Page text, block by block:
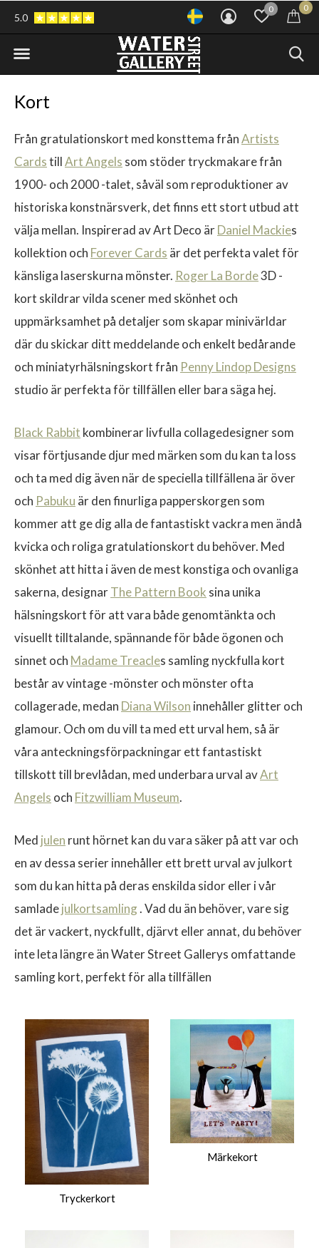
0 0
5.0
Kort
Från gratulationskort med konsttema frånArtists
CardstillArt Angels som stöder tryckmakare från
1900- och 2000 -talet, såväl som reproduktioner av
historiska konstnärsverk, det finns ett stort utbud att
välja mellan. Inspirerad av Art Deco ärDaniel Mackies
kollektion och Forever Cards är det perfekta valet för
känsliga laserskurna mönster. Roger La Borde3D -
kort skildrar vilda scener med skönhet och
uppmärksamhet på detaljer som skapar minivärldar
där du skickar ditt meddelande och enkelt bedårande
och miniatyrhälsningskort från Penny Lindop Designs
studio är perfekta för tillfällen eller bara säga hej.
Black Rabbit kombinerar livfulla collagedesigner som
visar förtjusande djur med märken som du kan ta loss
och ta med dig även när de speciella tillfällena är över
och Pabuku är den finurliga papperskorgen som
kommer att ge dig alla de fantastiskt vackra men ändå
kvicka och roliga gratulationskort du behöver. Med
skönhet att hitta i även de mest konstiga och ovanliga
sakerna, designarThe Pattern Book sina unika
hälsningskort för att vara både genomtänkta och
visuellt tilltalande, spännande för både ögonen och
sinnet och Madame Treacles samling nyckfulla kort
består av vintage -mönster och mönster ofta
collagerade, medan Diana Wilson innehåller glitter och
glamour. Och om du vill ta med ett urval hem, så är
våra anteckningsförpackningar ett fantastiskt
tillskott till brevlådan, med underbara urval avArt
Angels och Fitzwilliam Museum.
Med julen runt hörnet kan du vara säker på att var och
en av dessa serier innehåller ett brett urval av julkort
som du kan hitta på deras enskilda sidor eller i vår
samladejulkortsamling. Vad du än behöver, vare sig
det är vackert, nyckfullt, djärvt eller annat, du behöver
inte leta längre än Water Street Gallerys omfattande
samling kort, perfekt för alla tillfällen
Tryckerkort
Märkekort